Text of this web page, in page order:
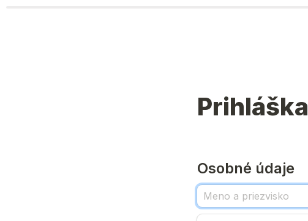
Prihláška
Osobné údaje